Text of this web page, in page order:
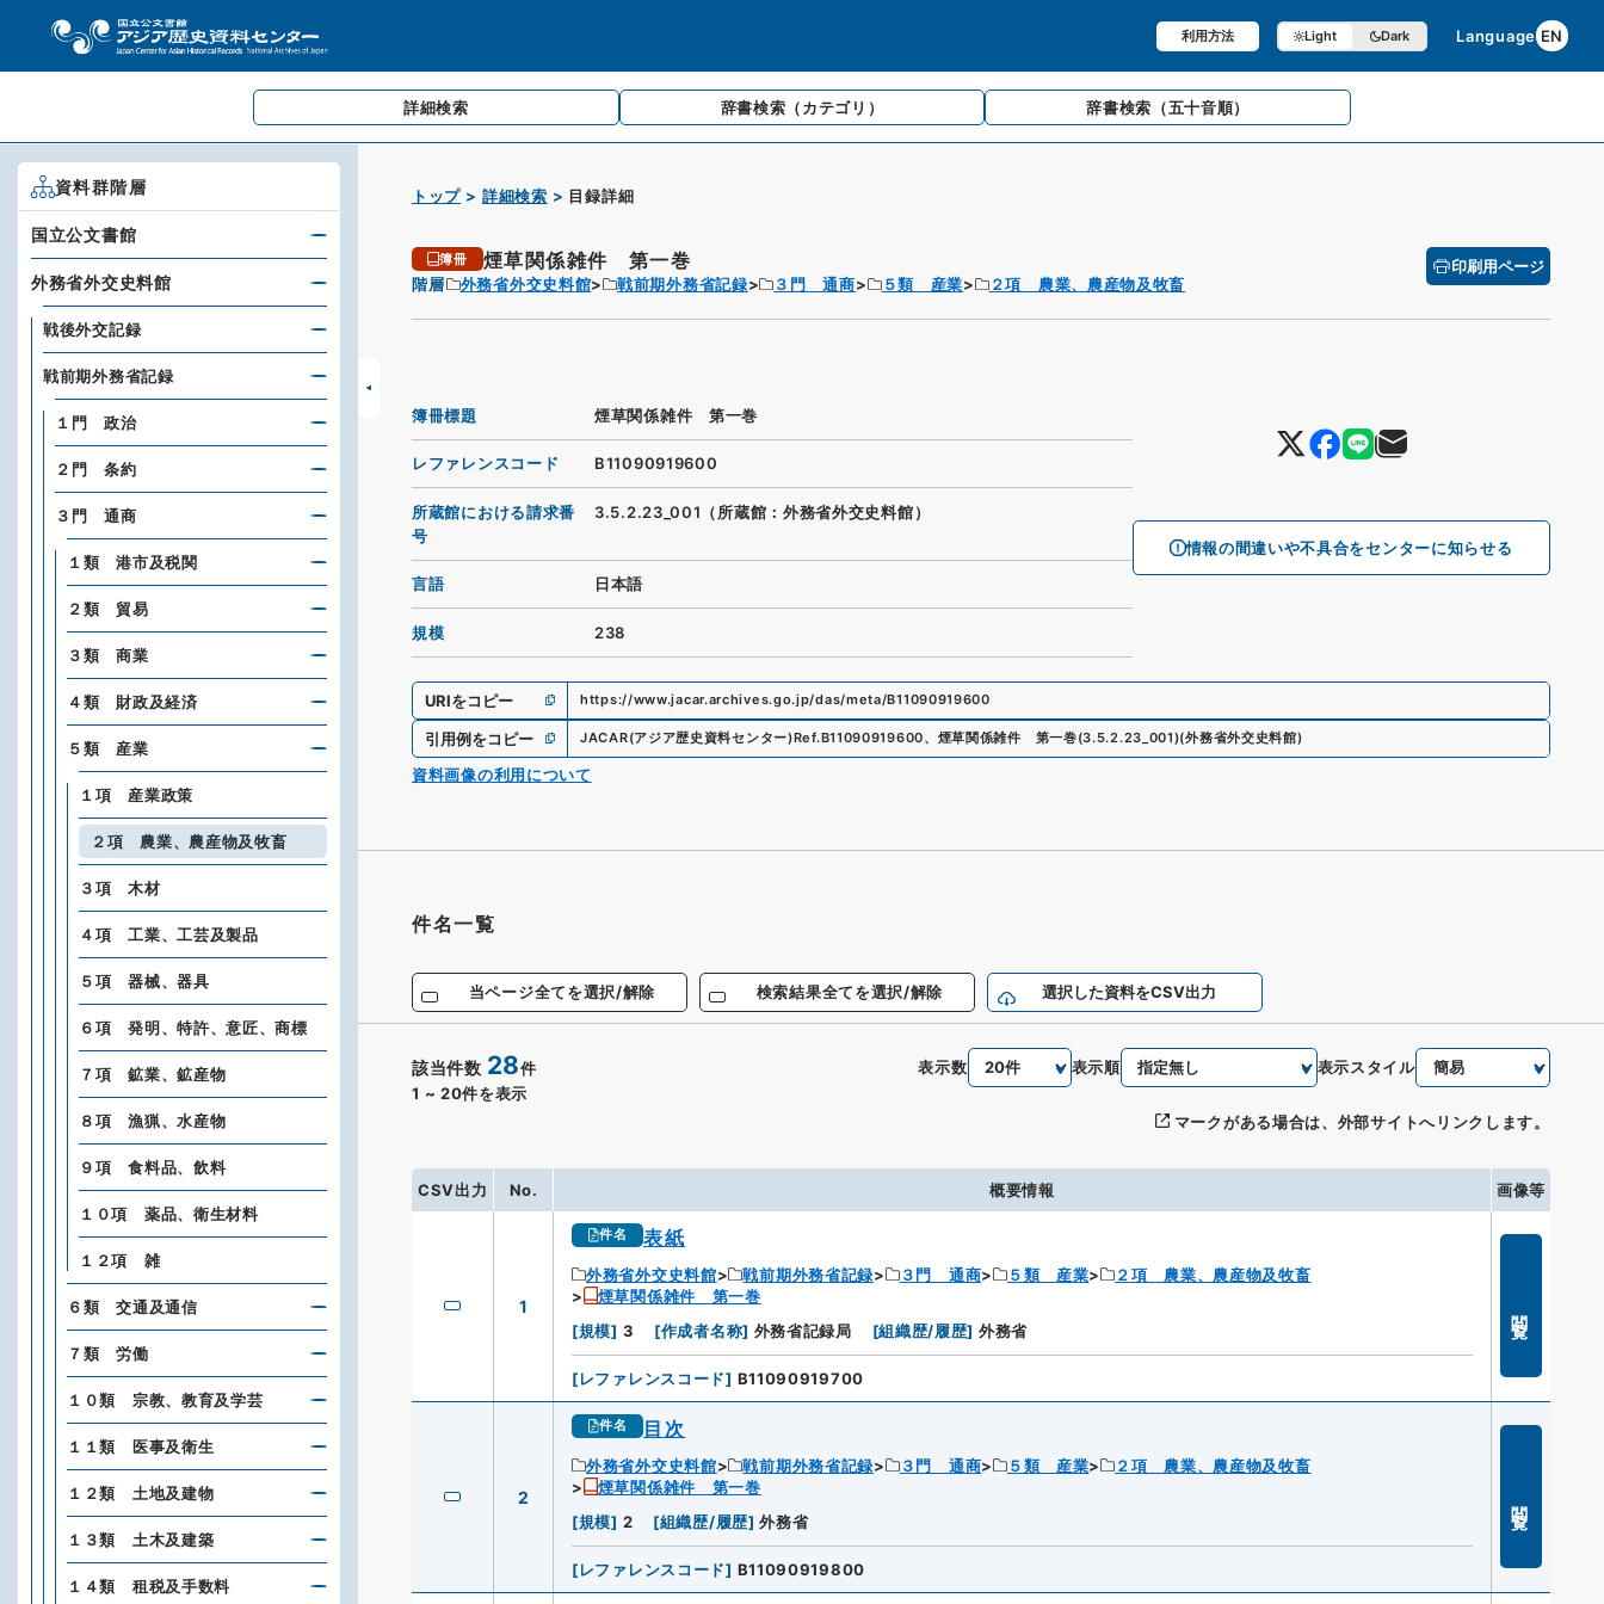
利用方法 Light Dark Language EN
詳細検索 辞書検索 （カテゴリ） 辞書検索 （五十音順）
トップ 詳細検索 目録詳細
簿冊 煙草関係雑件 第一巻
階層 外務省外交史料館 戦前期外務省記録 ３門 通商 ５類 産業 ２項 農業、農産物及牧畜
印刷用ページ
情報の間違いや不具合をセンターに知らせる
簿冊標題 煙草関係雑件 第一巻
レファレンスコード B11090919600
所蔵館における請求番
号
3.5.2.23_001（所蔵館：外務省外交史料館）
言語 日本語
規模 238
URIをコピー https://www.jacar.archives.go.jp/das/meta/B11090919600
引用例をコピー JACAR(アジア歴史資料センター)Ref.B11090919600、 煙草関係雑件 第一巻(3.5.2.23_001)(外務省外交史料館)
資料画像の利用について
件名一覧
当ページ全てを選択/解除 検索結果全てを選択/解除 選択した資料をCSV出力
該当件数 28件
1 ~ 20件を表示
表示数 表示順 表示スタイル
マークがある場合は、外部サイトへリンクします。
CSV出力 No. 概要情報 画像等
1
件名 表紙
外務省外交史料館 戦前期外務省記録 ３門 通商 ５類 産業
２項 農業、農産物及牧畜
煙草関係雑件 第一巻
[規模] 3 [作成者名称] 外務省記録局 [組織歴/履歴] 外務省
[レファレンスコード] B11090919700
2
件名 目次
外務省外交史料館 戦前期外務省記録 ３門 通商 ５類 産業
２項 農業、農産物及牧畜
煙草関係雑件 第一巻
[規模] 2 [組織歴/履歴] 外務省
[レファレンスコード] B11090919800
資料群階層
国立公文書館
外務省外交史料館
戦後外交記録
戦前期外務省記録
１門 政治
２門 条約
３門 通商
１類 港市及税関
２類 貿易
３類 商業
４類 財政及経済
５類 産業
１項 産業政策
２項 農業、農産物及牧畜
３項 木材
４項 工業、工芸及製品
５項 器械、器具
６項 発明、特許、意匠、商標
７項 鉱業、鉱産物
８項 漁猟、水産物
９項 食料品、飲料
１０項 薬品、衛生材料
１２項 雑
６類 交通及通信
７類 労働
１０類 宗教、教育及学芸
１１類 医事及衛生
１２類 土地及建物
１３類 土木及建築
１４類 租税及手数料